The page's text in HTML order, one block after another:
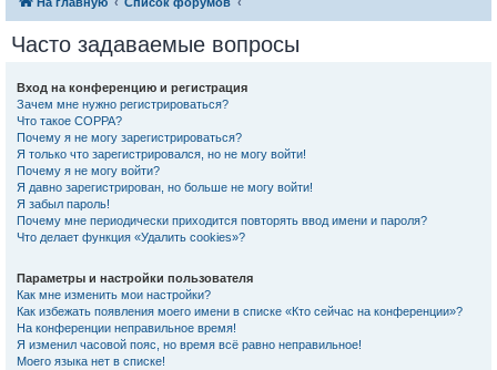
Часто задаваемые вопросы
Вход на конференцию и регистрация
Зачем мне нужно регистрироваться?
Что такое COPPA?
Почему я не могу зарегистрироваться?
Я только что зарегистрировался, но не могу войти!
Почему я не могу войти?
Я давно зарегистрирован, но больше не могу войти!
Я забыл пароль!
Почему мне периодически приходится повторять ввод имени и пароля?
Что делает функция «Удалить cookies»?
Параметры и настройки пользователя
Как мне изменить мои настройки?
Как избежать появления моего имени в списке «Кто сейчас на конференции»?
На конференции неправильное время!
Я изменил часовой пояс, но время всё равно неправильное!
Моего языка нет в списке!